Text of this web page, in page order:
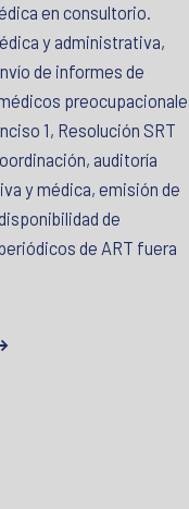
en consultorio.
y administrativa,
de informes de
1, Resolución SRT
auditoría
y médica, emisión de
de
de ART fuera